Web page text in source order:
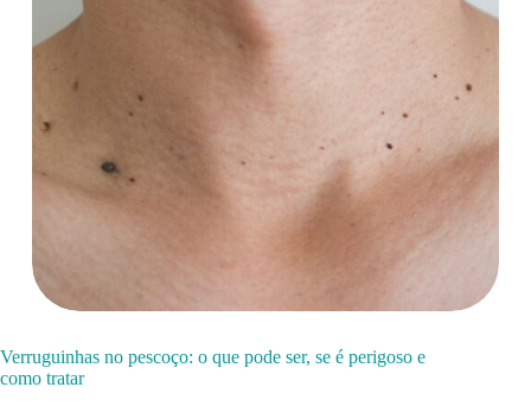
Verruguinhas no pescoço: o que pode ser, se é perigoso e
como tratar